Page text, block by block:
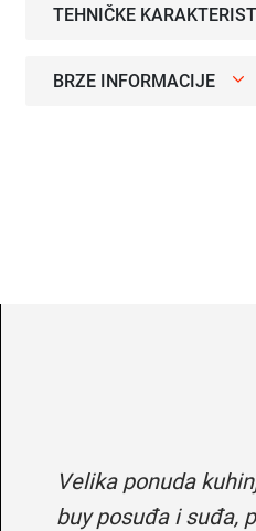
TEHNIČKE
BRZE INFORMACIJE
Velika ponuda
buy posuđa i suđa,